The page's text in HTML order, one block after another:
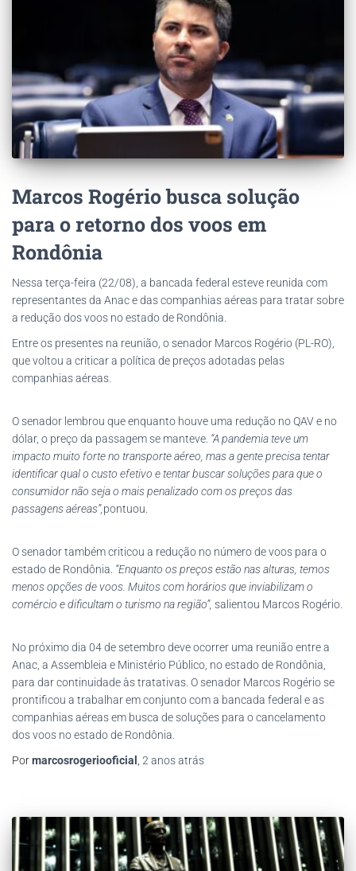
Marcos Rogério busca solução
para o retorno dos voos em
Rondônia
Nessa terça-feira (22/08), a bancada federal esteve reunida com
representantes da Anac e das companhias aéreas para tratar sobre
a redução dos voos no estado de Rondônia.
Entre os presentes na reunião, o senador Marcos Rogério (PL-RO),
que voltou a criticar a política de preços adotadas pelas
companhias aéreas.
O senador lembrou que enquanto houve uma redução no QAV e no
dólar, o preço da passagem se manteve. “A pandemia teve um
impacto muito forte no transporte aéreo, mas a gente precisa tentar
identificar qual o custo efetivo e tentar buscar soluções para que o
consumidor não seja o mais penalizado com os preços das
passagens aéreas”,pontuou.
O senador também criticou a redução no número de voos para o
estado de Rondônia. “Enquanto os preços estão nas alturas, temos
menos opções de voos. Muitos com horários que inviabilizam o
comércio e dificultam o turismo na região”, salientou Marcos Rogério.
No próximo dia 04 de setembro deve ocorrer uma reunião entre a
Anac, a Assembleia e Ministério Público, no estado de Rondônia,
para dar continuidade às tratativas. O senador Marcos Rogério se
prontificou a trabalhar em conjunto com a bancada federal e as
companhias aéreas em busca de soluções para o cancelamento
dos voos no estado de Rondônia.
Pormarcosrogeriooficial , 2 anosatrás